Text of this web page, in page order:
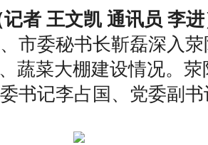
者 王文凯 通讯员 李
市委秘书长靳磊深入
蔬菜大棚建设情况。
书记李占国、党委副